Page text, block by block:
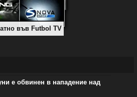
във Futbol TV
е обвинен в нападение над